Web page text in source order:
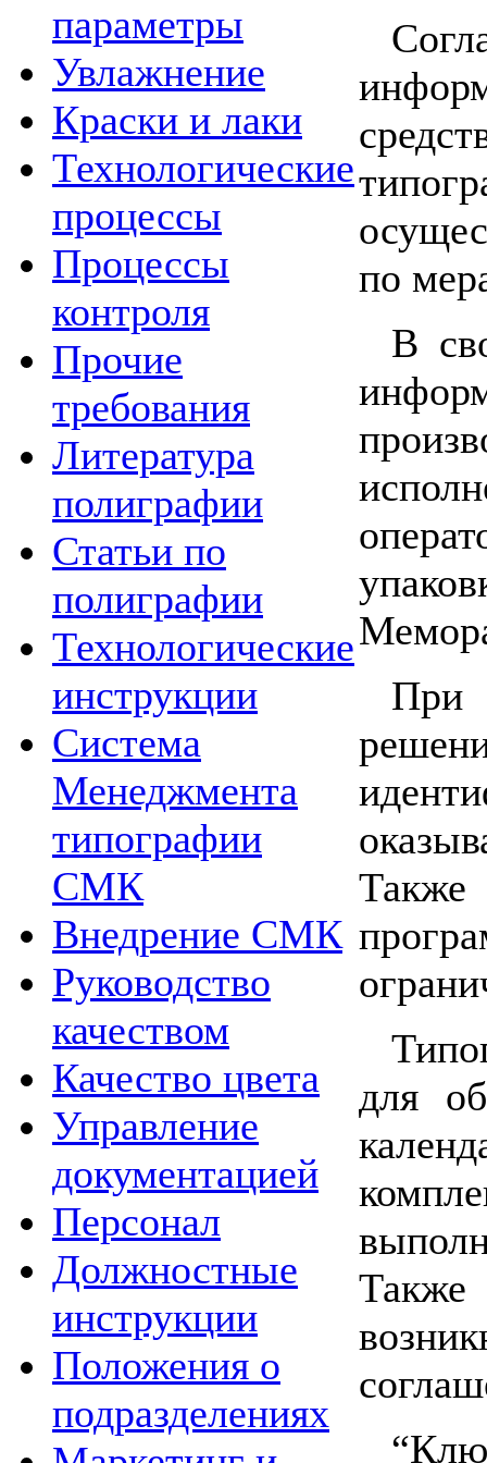
параметры
Увлажнение
Краски и лаки
Технологические
процессы
Процессы
контроля
Прочие
требования
Литература
полиграфии
Статьи по
полиграфии
Технологические
инструкции
Система
Менеджмента
типографии
СМК
Внедрение СМК
Руководство
качеством
Качество цвета
Управление
документацией
Персонал
Должностные
инструкции
Положения о
подразделениях
по
В
При
Также
для
Также